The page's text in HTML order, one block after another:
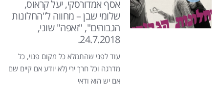
אסף אמדורסקי, יעל קראוס,
שלומי שבן – מחווה ל"החלונות
הגבוהים", "זאפה" שוני,
24.7.2018.
עוד לפני שהתמלא כל מקום פנוי, כל
מדרגה וכל חרך ירי (לא יודע אם קיים שם
אם יש הוא ודאי